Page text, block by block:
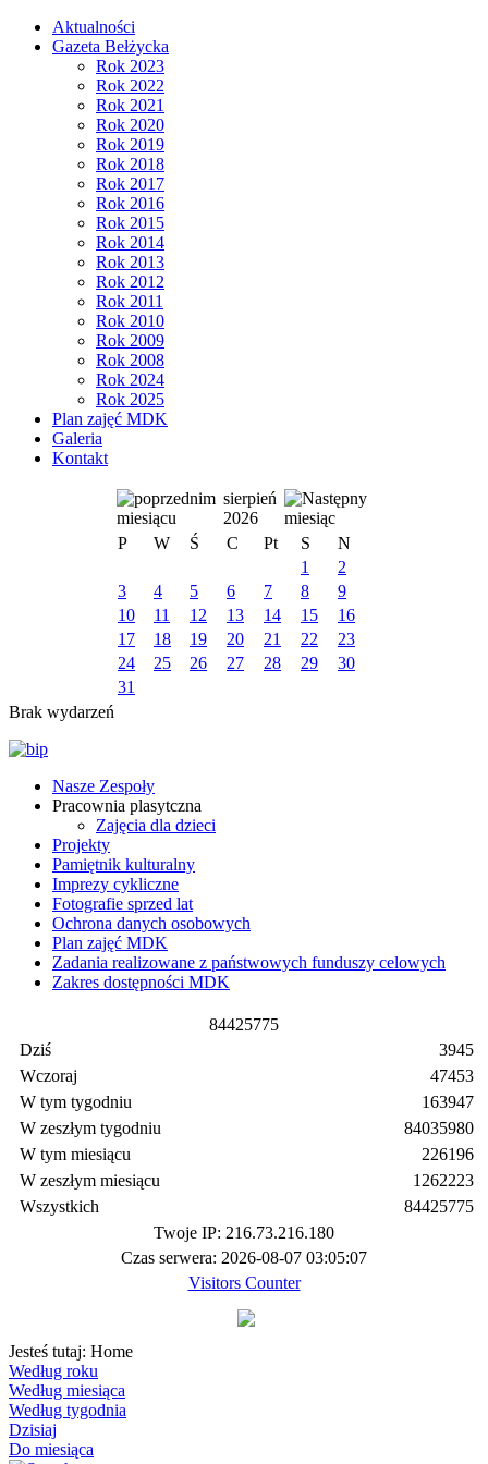
Aktualności
Gazeta Bełżycka
Rok 2023
Rok 2022
Rok 2021
Rok 2020
Rok 2019
Rok 2018
Rok 2017
Rok 2016
Rok 2015
Rok 2014
Rok 2013
Rok 2012
Rok 2011
Rok 2010
Rok 2009
Rok 2008
Rok 2024
Rok 2025
Plan zajęć MDK
Galeria
Kontakt
sierpień
2026
P
W Ś C Pt S
N
1
2
3
4 5 6 7 8
9
10
11 12 13 14 15
16
17
18 19 20 21 22
23
24
25 26 27 28 29
30
31
Brak wydarzeń
Nasze Zespoły
Pracownia plasytczna
Zajęcia dla dzieci
Projekty
Pamiętnik kulturalny
Imprezy cykliczne
Fotografie sprzed lat
Ochrona danych osobowych
Plan zajęć MDK
Zadania realizowane z państwowych funduszy celowych
Zakres dostępności MDK
84425775
Dziś
Wczoraj
W tym tygodniu
W zeszłym tygodniu
W tym miesiącu
W zeszłym miesiącu
Wszystkich
3945
47453
163947
84035980
226196
1262223
84425775
Twoje IP: 216.73.216.180
Czas serwera: 2026-08-07 03:05:07
Visitors Counter
Jesteś tutaj: Home
Według roku
Według miesiąca
Według tygodnia
Dzisiaj
Do miesiąca